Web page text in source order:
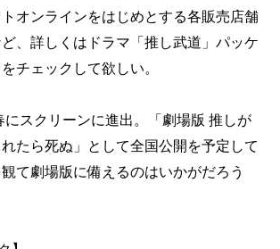
オンラインをはじめとする各販売店舗
、詳しくはドラマ「推し武道」パッケ
チェックして欲しい。
スクリーンに進出。「劇場版 推しが
たら死ぬ」として全国公開を予定して
て劇場版に備えるのはいかがだろう